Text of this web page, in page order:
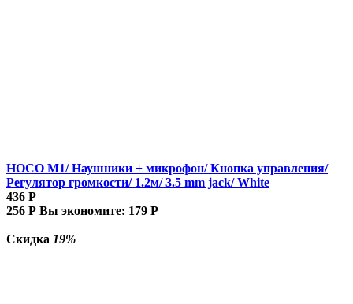
HOCO M1/ Наушники + микрофон/ Кнопка управления/
Регулятор громкости/ 1.2м/ 3.5 mm jack/ White
436 Р
256 Р Вы экономите: 179 Р
Скидка 19%